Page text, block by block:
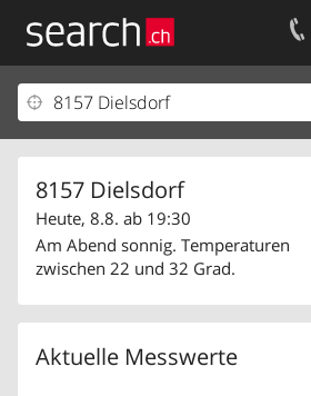
8157 Dielsdorf
Heute, 8.8. ab 19:30
Am Abend sonnig. Temperaturen
zwischen 22 und 32 Grad.
Aktuelle Messwerte
Ihr Eintrag
Kundencenter Geschäftskunden